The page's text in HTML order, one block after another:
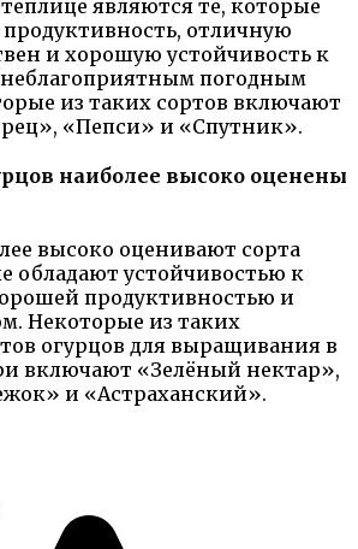
являются те, которые
отличную
и хорошую устойчивость к
погодным
из таких сортов включают
«Пепси» и «Спутник».
наиболее высоко оценены
высоко оценивают сорта
обладают устойчивостью к
продуктивностью и
Некоторые из таких
огурцов для выращивания в
включают «Зелёный нектар»,
и «Астраханский».